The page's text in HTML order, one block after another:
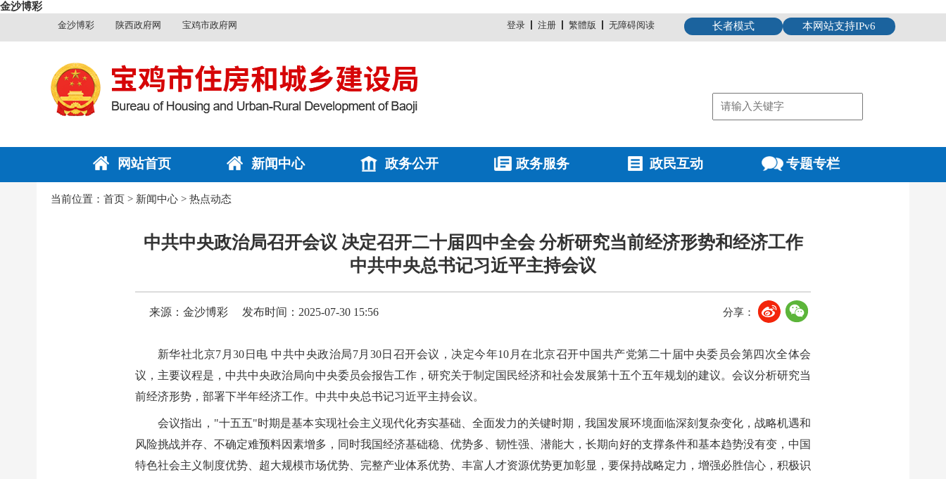
金沙博彩
金沙博彩 陕西政府网 宝鸡市政府网 本网站支持IPv6
长者模式
登录 注册 繁體版 无障碍阅读
网站首页 新闻中心 政务公开 政务服务 政民互动 专题专栏
当前位置： 首页 > 新闻中心 > 热点动态
中共中央政治局召开会议 决定召开二十届四中全会 分析研究当前经济形势和经济工作
中共中央总书记习近平主持会议
来源：金沙博彩 发布时间：2025-07-30 15:56 分享：
新华社北京7月30日电 中共中央政治局7月30日召开会议，决定今年10月在北京召开中国共产党第二十届中央委员会第四次全体会
议，主要议程是，中共中央政治局向中央委员会报告工作，研究关于制定国民经济和社会发展第十五个五年规划的建议。会议分析研究当
前经济形势，部署下半年经济工作。中共中央总书记习近平主持会议。
会议指出，"十五五"时期是基本实现社会主义现代化夯实基础、全面发力的关键时期，我国发展环境面临深刻复杂变化，战略机遇和
风险挑战并存、不确定难预料因素增多，同时我国经济基础稳、优势多、韧性强、潜能大，长期向好的支撑条件和基本趋势没有变，中国
特色社会主义制度优势、超大规模市场优势、完整产业体系优势、丰富人才资源优势更加彰显，要保持战略定力，增强必胜信心，积极识